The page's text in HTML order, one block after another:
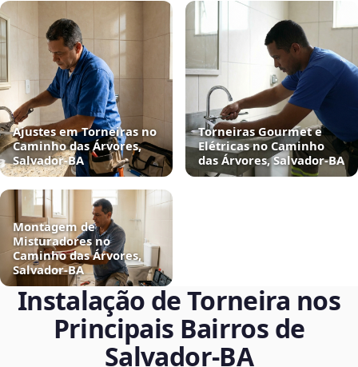
Ajustes em Torneiras no
Caminho das Árvores,
Salvador‑BA
Torneiras Gourmet e
Elétricas no Caminho
das Árvores, Salvador‑BA
Montagem de
Misturadores no
Caminho das Árvores,
Salvador‑BA
Instalação de Torneira nos
Principais Bairros de
Salvador‑BA